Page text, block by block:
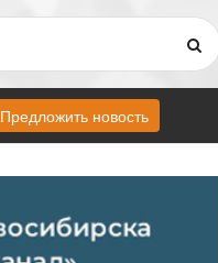
Предложить новость